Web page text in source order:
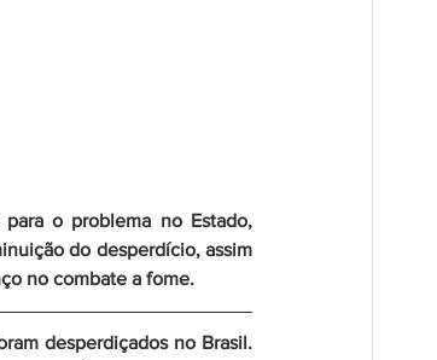
do desperdício, assim
no combate a fome.
desperdiçados no Brasil.